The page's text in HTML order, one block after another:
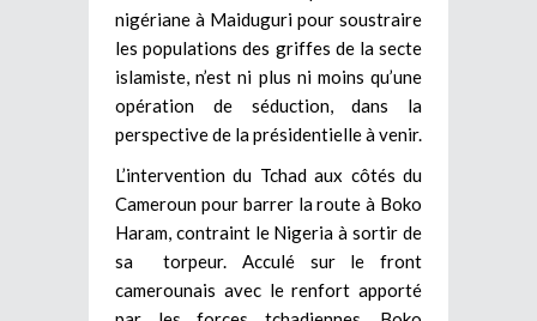
nigériane à Maiduguri pour soustraire
les populations des griffes de la secte
islamiste, n’est ni plus ni moins qu’une
opération de séduction, dans la
perspective de la présidentielle à venir.
L’intervention du Tchad aux côtés du
Cameroun pour barrer la route à Boko
Haram, contraint le Nigeria à sortir de
sa torpeur. Acculé sur le front
camerounais avec le renfort apporté